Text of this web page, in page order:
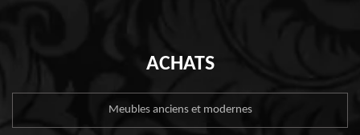
ACHATS
Meubles anciens et modernes